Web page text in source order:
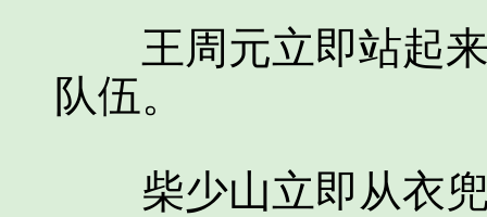
王周元立即站起来
队伍。
柴少山立即从衣兜